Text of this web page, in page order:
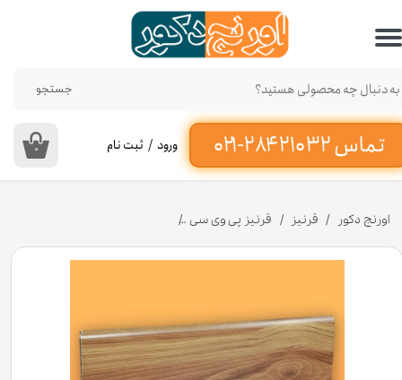
تماس ۳۲ ۲۱۰ ۲۸۴-۰۲۱‌
جستجو
۰ ورود / ثبت نام
حساب کاربری من
تغییر گذر واژه
سفارشات
خروج از حساب کاربری
اورنج دکور قرنیز قرنیز پی وی سی